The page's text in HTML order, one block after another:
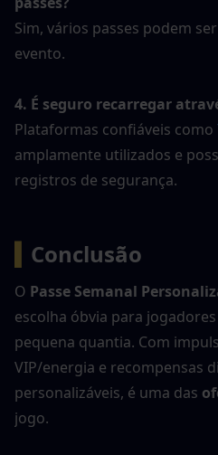
Sim, vários passes podem
evento.
4. É seguro recarregar
Plataformas confiáveis como
amplamente utilizados e
registros de segurança.
Conclusão
O Passe Semanal
escolha óbvia para
pequena quantia. Com
VIP/energia e recompensas
personalizáveis, é uma das
jogo.